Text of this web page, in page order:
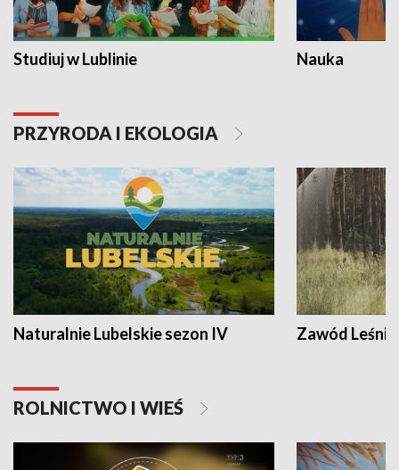
Studiuj w Lublinie Nauka
PRZYRODA I EKOLOGIA
Naturalnie Lubelskie sezon IV Zawód Leśnik
ROLNICTWO I WIEŚ